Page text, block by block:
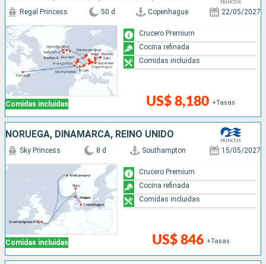
Comidas incluidas
Regal Princess 50 d Copenhague 22/05/2027
US$ 8,180 +Tasas
Crucero Premium
Cocina refinada
Comidas incluidas
NORUEGA, DINAMARCA, REINO UNIDO
Comidas incluidas
Sky Princess 8 d Southampton 15/05/2027
US$ 846 +Tasas
Crucero Premium
Cocina refinada
Comidas incluidas